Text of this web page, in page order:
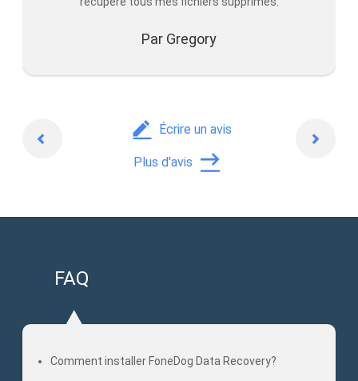
Par Gregory
Écrire un avis
Plus d'avis
FAQ
Comment installer FoneDog Data Recovery?